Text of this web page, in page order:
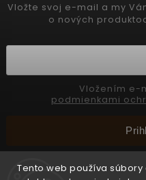
Tento web používa
Vložte svoj e-mail a my
o nových
podmienkami